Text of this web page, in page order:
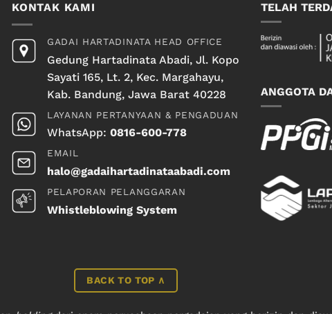
KONTAK KAMI
GADAI HARTADINATA HEAD OFFICE
Gedung Hartadinata Abadi, Jl. Kopo
Sayati 165, Lt. 2, Kec. Margahayu,
Kab. Bandung, Jawa Barat 40228
LAYANAN PERTANYAAN & PENGADUAN
WhatsApp: 0816-600-778
EMAIL
halo@gadaihartadinataabadi.com
PELAPORAN PELANGGARAN
Whistleblowing System
TELAH
ANGGOTA
BACK TO TOP ∧